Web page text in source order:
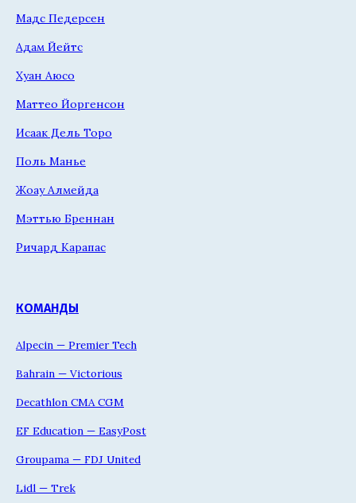
Мадс Педерсен
Адам Йейтс
Хуан Аюсо
Маттео Йоргенсон
Исаак Дель Торо
Поль Манье
Жоау Алмейда
Мэттью Бреннан
Ричард Карапас
КОМАНДЫ
Alpecin — Premier Tech
Bahrain — Victorious
Decathlon CMA CGM
EF Education — EasyPost
Groupama — FDJ United
Lidl — Trek